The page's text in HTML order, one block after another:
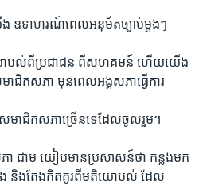
ឧទាហរណ៍ពេលអនុម័តច្បាប់ម្តងៗ
បល់ពីប្រជាជន ពីសហគមន៍ ហើយយើង
កសភា មុនពេលអង្គសភាធ្វើការ
មាជិកសភាច្រើនទេដែលចូលរួម។
ជាម យៀបមានប្រសាសន៍ថា កន្លងមក
ទង និងតែងគិតគូរពីមតិយោបល់ ដែល